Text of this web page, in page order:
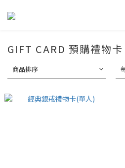
GIFT CARD 預購禮物卡
商品排序